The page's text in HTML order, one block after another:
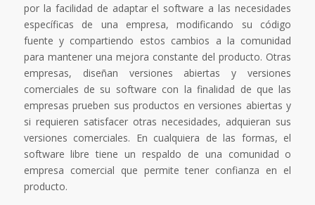
por la facilidad de adaptar el software a las necesidades
específicas de una empresa, modificando su código
fuente y compartiendo estos cambios a la comunidad
para mantener una mejora constante del producto. Otras
empresas, diseñan versiones abiertas y versiones
comerciales de su software con la finalidad de que las
empresas prueben sus productos en versiones abiertas y
si requieren satisfacer otras necesidades, adquieran sus
versiones comerciales. En cualquiera de las formas, el
software libre tiene un respaldo de una comunidad o
empresa comercial que permite tener confianza en el
producto.